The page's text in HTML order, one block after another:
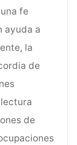
fe
ayuda a
la
de
de